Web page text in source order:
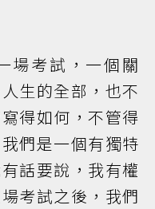
場考試，一個關
生的全部，也不
得如何，不管得
們是一個有獨特
話要說，我有權
考試之後，我們